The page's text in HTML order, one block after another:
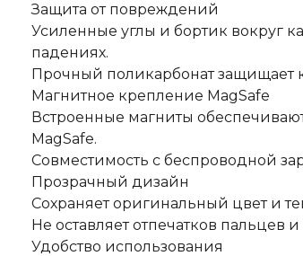
Защита от повреждений
Усиленные углы и бортик вокруг
падениях.
Прочный поликарбонат защищает
Магнитное крепление MagSafe
Встроенные магниты
MagSafe.
Совместимость с беспроводной
Прозрачный дизайн
Сохраняет оригинальный цвет и
Не оставляет отпечатков пальцев
Удобство использования